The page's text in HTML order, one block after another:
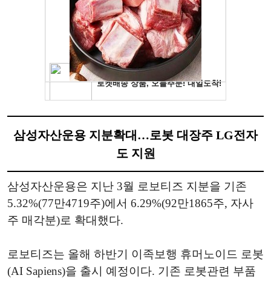
삼성자산운용 지분확대…로봇 대장주 LG전자
도 지원
삼성자산운용은 지난 3월 로보티즈 지분을 기존
5.32%(77만4719주)에서 6.29%(92만1865주, 자사
주 매각분)로 확대했다.
로보티즈는 올해 하반기 이족보행 휴머노이드 로봇
(AI Sapiens)을 출시 예정이다. 기존 로봇관련 부품